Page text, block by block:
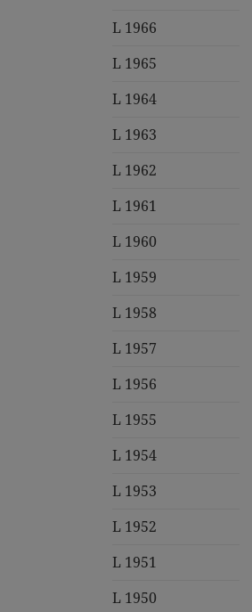
L 1966
L 1965
L 1964
L 1963
L 1962
L 1961
L 1960
L 1959
L 1958
L 1957
L 1956
L 1955
L 1954
L 1953
L 1952
L 1951
L 1950